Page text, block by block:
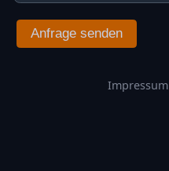
Anfrage senden
Impressum